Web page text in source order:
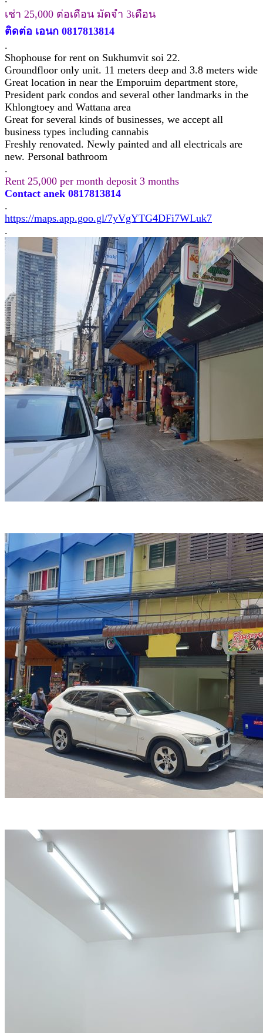
เช่า 25,000 ต่อเดือน มัดจำ 3เดือน
ติดต่อ เอนก 0817813814
.
Shophouse for rent on Sukhumvit soi 22.
Groundfloor only unit. 11 meters deep and 3.8 meters wide
Great location in near the Emporuim department store,
President park condos and several other landmarks in the
Khlongtoey and Wattana area
Great for several kinds of businesses, we accept all
business types including cannabis
Freshly renovated. Newly painted and all electricals are
new. Personal bathroom
.
Rent 25,000 per month deposit 3 months
Contact anek 0817813814
.
https://maps.app.goo.gl/7yVgYTG4DFi7WLuk7
.